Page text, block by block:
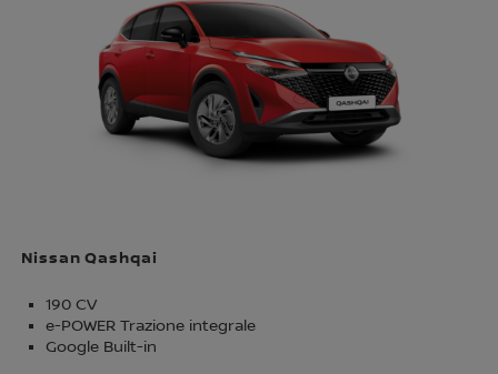
Nissan Qashqai
190 CV
e-POWER Trazione integrale
Google Built-in